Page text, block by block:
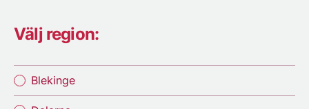
Välj region:
Blekinge